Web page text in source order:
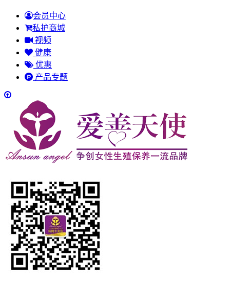
会员中心
私护商城
视频
健康
优惠
产品专题